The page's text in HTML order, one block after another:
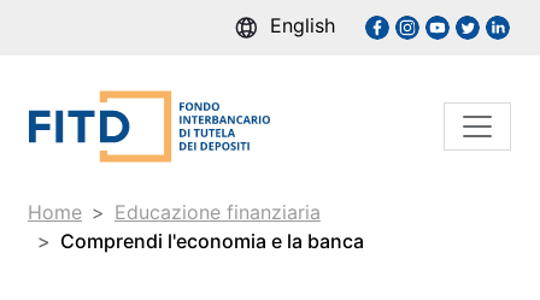
English
Home
Educazione finanziaria
Comprendi l'economia e la banca